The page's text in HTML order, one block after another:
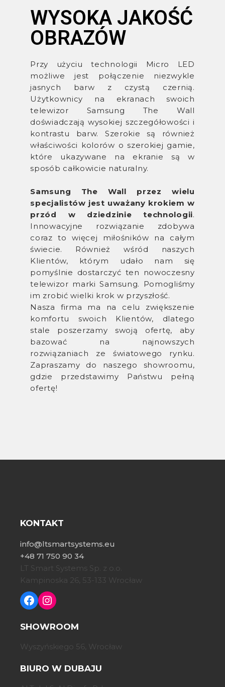
WYSOKA JAKOŚĆ
OBRAZÓW
Przy użyciu technologii Micro LED
możliwe jest połączenie niezwykle
jasnych barw z czystą czernią.
Użytkownicy na ekranach swoich
telewizor Samsung The Wall
doświadczają wysokiej szczegółowości i
kontrastu barw. Szerokie są również
właściwości kolorów o szerokiej gamie,
które ukazywane na ekranie są w
sposób całkowicie naturalny.
Samsung The Wall przez wielu
specjalistów jest uważany krokiem w
przód w dziedzinie technologii.
Innowacyjne rozwiązanie zdobywa
coraz to więcej miłośników na całym
świecie. Również wśród naszych
Klientów, którym udało nam się
pomyślnie dostarczyć ten nowoczesny
telewizor marki Samsung. Pomogliśmy
im zrobić wielki krok w przyszłość.
Nasza firma ma na celu zwiększenie
komfortu swoich Klientów, dlatego
stale poszerzamy swoją ofertę, aby
bazować na najnowszych
rozwiązaniach ze światowego rynku.
Zapraszamy do naszego showroomu,
gdzie przedstawimy Państwu pełną
ofertę!
KONTAKT
info@ltsmartsystems.eu
+48 71 750 90 34
LT Smart Systems Sp. z o.o.
Kampinoska 26, 53-133 Wrocław
SHOWROOM
Wyszyńskiego 56, Wrocław
BIURO W DUBAJU